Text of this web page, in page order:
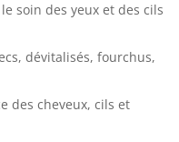
soin des yeux et des cils
dévitalisés, fourchus,
des cheveux, cils et